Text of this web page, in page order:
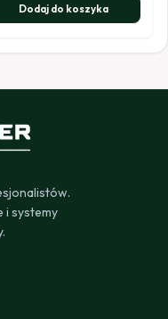
Dodaj do koszyka
i systemy